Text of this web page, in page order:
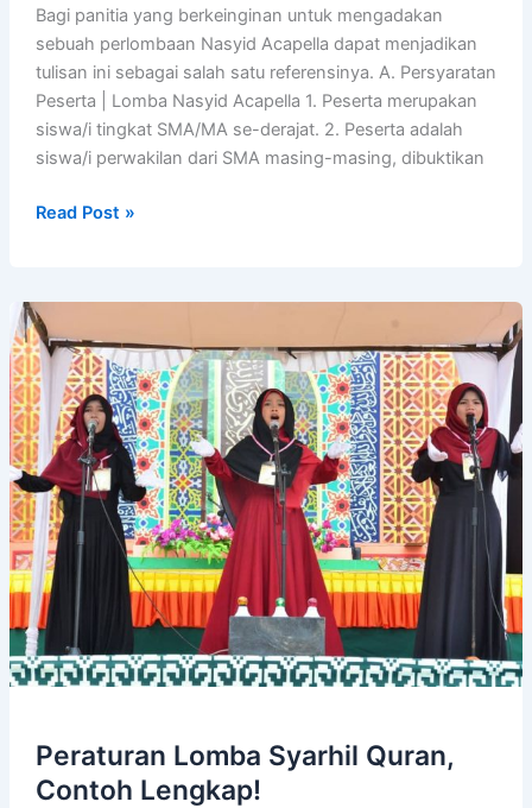
Bagi panitia yang berkeinginan untuk mengadakan
sebuah perlombaan Nasyid Acapella dapat menjadikan
tulisan ini sebagai salah satu referensinya. A. Persyaratan
Peserta | Lomba Nasyid Acapella 1. Peserta merupakan
siswa/i tingkat SMA/MA se-derajat. 2. Peserta adalah
siswa/i perwakilan dari SMA masing-masing, dibuktikan
Peraturan
Acapella,
Lengkap!
Read Post »
Peraturan Lomba Syarhil Quran,
Contoh Lengkap!